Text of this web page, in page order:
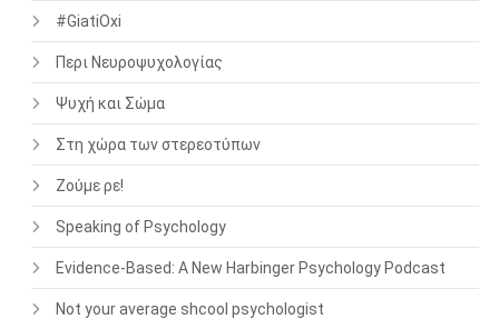
#GiatiOxi
Περι Νευροψυχολογίας
Ψυχή και Σώμα
Στη χώρα των στερεοτύπων
Ζούμε ρε!
Speaking of Psychology
Evidence-Based: A New Harbinger Psychology Podcast
Not your average shcool psychologist